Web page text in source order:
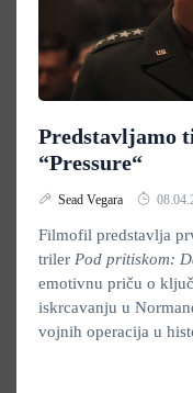
Predstavljamo
“Pressure“
Sead Vegara
Filmofil predstavlja
triler Pod pritiskom:
emotivnu priču o
iskrcavanju u
vojnih operacija u